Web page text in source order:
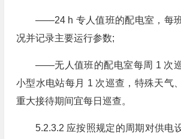
——24 h 专人值班的配电室，每
况并记录主要运行参数;
——无人值班的配电室每周 1 次
小型水电站每月 1 次巡查，特殊天气
重大接待期间宜每日巡查。
5.2.3.2 应按照规定的周期对供电